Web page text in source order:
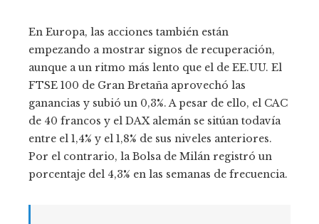
En Europa, las acciones también están
empezando a mostrar signos de recuperación,
aunque a un ritmo más lento que el de EE.UU. El
FTSE 100 de Gran Bretaña aprovechó las
ganancias y subió un 0,3%. A pesar de ello, el CAC
de 40 francos y el DAX alemán se sitúan todavía
entre el 1,4% y el 1,8% de sus niveles anteriores.
Por el contrario, la Bolsa de Milán registró un
porcentaje del 4,3% en las semanas de frecuencia.